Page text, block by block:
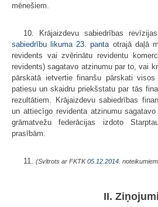
mēnešiem.
10. Krājaizdevu sabiedrības
sabiedrību likuma 23. panta otrajā daļā
revidents vai zvērinātu revidentu
revidents) sagatavo atzinumu par to, vai
pārskatā ietvertie finanšu pārskati
patiesu un skaidru priekšstatu par tās
rezultātiem. Krājaizdevu sabiedrības
un attiecīgo revidenta atzinumu
grāmatvežu federācijas izdoto
prasībām.
11. (Svītrots ar FKTK05.12.2014.
II. Ziņojumi